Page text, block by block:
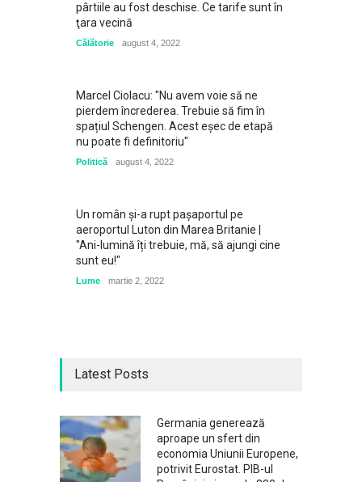
pârtiile au fost deschise. Ce tarife sunt în
ţara vecină
Călătorie august 4, 2022
Marcel Ciolacu: "Nu avem voie să ne
pierdem încrederea. Trebuie să fim în
spațiul Schengen. Acest eșec de etapă
nu poate fi definitoriu"
Politică august 4, 2022
Un român și-a rupt pașaportul pe
aeroportul Luton din Marea Britanie |
"Ani-lumină îți trebuie, mă, să ajungi cine
sunt eu!"
Lume martie 2, 2022
Latest Posts
Germania generează
aproape un sfert din
economia Uniunii Europene,
potrivit Eurostat. PIB-ul